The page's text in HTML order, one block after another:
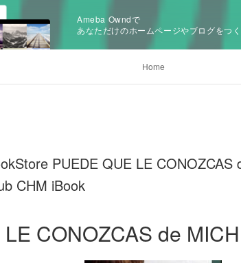
Ameba Owndで
あなただけのホームページやブログをつ
Home
PUEDE QUE LE CONOZCAS
CHM iBook
CONOZCAS de